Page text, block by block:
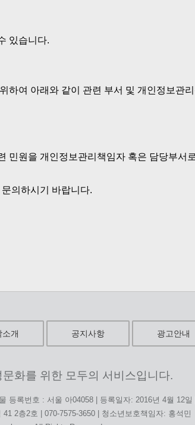
있습니다.
여 아래와 같이 관련 부서 및 개인정보관
원을 개인정보관리책임자 혹은 담당부서
의하시기 바랍니다.
소개 공지사항 광고안내
화를 위한 모두의 서비스입니다.
등록번호 : 서울 아04058 | 등록일자: 2016년 4월 12
2층2호 | 070-7575-3650 | 청소년보호책임자: 홍석민